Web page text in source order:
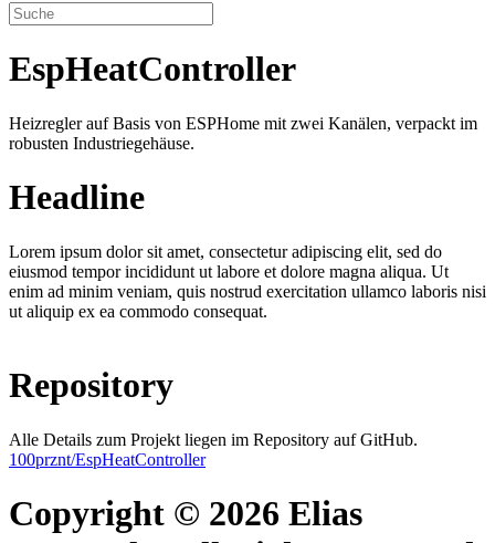
EspHeatController
Heizregler auf Basis von ESPHome mit zwei Kanälen, verpackt im
robusten Industriegehäuse.
Headline
Lorem ipsum dolor sit amet, consectetur adipiscing elit, sed do
eiusmod tempor incididunt ut labore et dolore magna aliqua. Ut
enim ad minim veniam, quis nostrud exercitation ullamco laboris nisi
ut aliquip ex ea commodo consequat.
Repository
Alle Details zum Projekt liegen im Repository auf GitHub.
100prznt/EspHeatController
Copyright © 2026 Elias